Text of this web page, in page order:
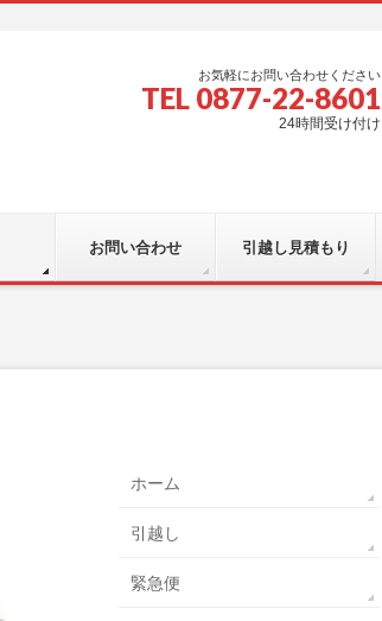
お気軽にお問い合わせください
TEL 0877-22-8601
24時間受け付け
お問い合わせ 引越し見積もり
ホーム
引越し
緊急便